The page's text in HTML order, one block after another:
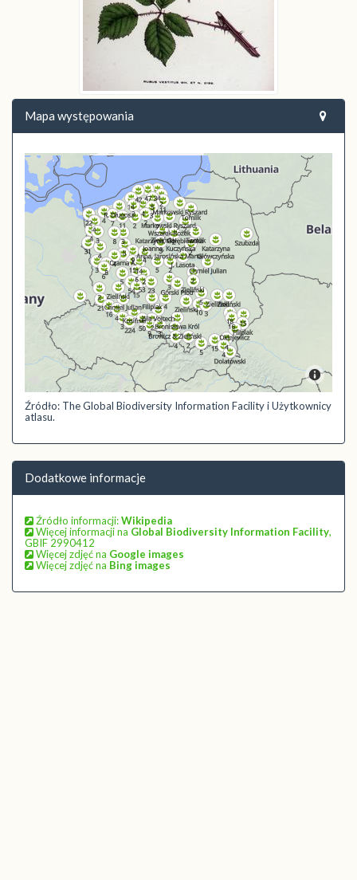
Mapa występowania
Źródło: The Global Biodiversity Information Facility i Użytkownicy
atlasu.
Dodatkowe informacje
Źródło informacji:Wikipedia
Więcej informacji na Global Biodiversity Information Facility,
GBIF 2990412
Więcej zdjęć na Google images
Więcej zdjęć na Bing images